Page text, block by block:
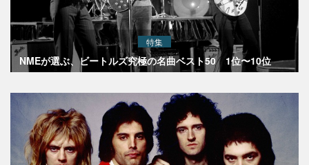
特集
NMEが選ぶ、ビートルズ究極の名曲ベスト50 1位〜10位